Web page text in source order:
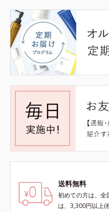
送料無料
初めての方は、
は、3,300円以上(